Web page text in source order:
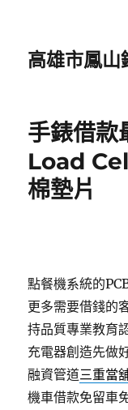
高雄市鳳山
手錶借
Load
棉墊片
點餐機系統的
更多需要借錢的
持品質專業教育
充電器創造先做
融資管道三重當
機車借款免留車